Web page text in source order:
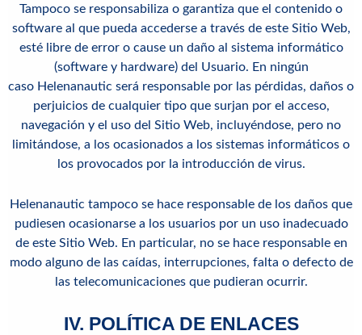
Tampoco se responsabiliza o garantiza que el contenido o
software al que pueda accederse a través de este Sitio Web,
esté libre de error o cause un daño al sistema informático
(software y hardware) del Usuario. En ningún
caso Helenanautic será responsable por las pérdidas, daños o
perjuicios de cualquier tipo que surjan por el acceso,
navegación y el uso del Sitio Web, incluyéndose, pero no
limitándose, a los ocasionados a los sistemas informáticos o
los provocados por la introducción de virus.
Helenanautic tampoco se hace responsable de los daños que
pudiesen ocasionarse a los usuarios por un uso inadecuado
de este Sitio Web. En particular, no se hace responsable en
modo alguno de las caídas, interrupciones, falta o defecto de
las telecomunicaciones que pudieran ocurrir.
IV. POLÍTICA DE ENLACES